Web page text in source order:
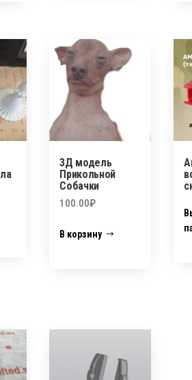
3Д модель
Прикольной
Собачки
100.00₽
В корзину